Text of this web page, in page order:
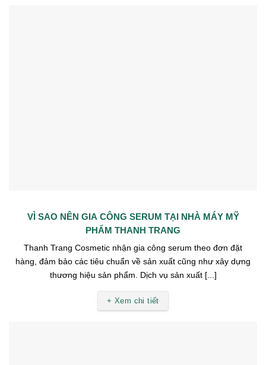
VÌ SAO NÊN GIA CÔNG SERUM TẠI NHÀ MÁY MỸ
PHẨM THANH TRANG
Thanh Trang Cosmetic nhận gia công serum theo đơn đặt
hàng, đảm bảo các tiêu chuẩn về sản xuất cũng như xây dựng
thương hiệu sản phẩm. Dịch vụ sản xuất [...]
+ Xem chi tiết